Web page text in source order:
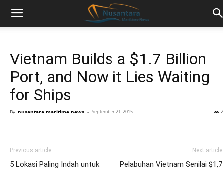
Vietnam Builds a $1.7 Billion
Port, and Now it Lies Waiting
for Ships
By nusantara maritime news - September 21, 2015
Previous article
5 Lokasi Paling Indah untuk
Next article
Pelabuhan Vietnam Senilai $1,7